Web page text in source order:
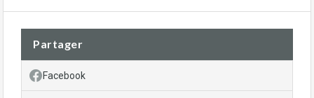
Partager
Facebook